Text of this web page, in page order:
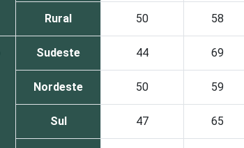
Rural 50 58
Sudeste 44 69
Nordeste 50 59
Sul 47 65